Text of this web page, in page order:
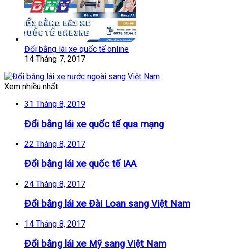
Đổi bằng lái xe quốc tế online
14 Tháng 7, 2017
Xem nhiều nhất
31 Tháng 8, 2019
Đổi bằng lái xe quốc tế qua mạng
22 Tháng 8, 2017
Đổi bằng lái xe quốc tế IAA
24 Tháng 8, 2017
Đổi bằng lái xe Đài Loan sang Việt Nam
14 Tháng 8, 2017
Đổi bằng lái xe Mỹ sang Việt Nam